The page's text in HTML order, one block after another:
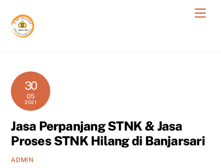
content
30
05
2021
Jasa Perpanjang STNK & Jasa
Proses STNK Hilang di Banjarsari
ADMIN